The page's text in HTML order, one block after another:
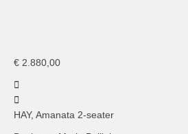
€ 2.880,00
HAY, Amanata 2-seater